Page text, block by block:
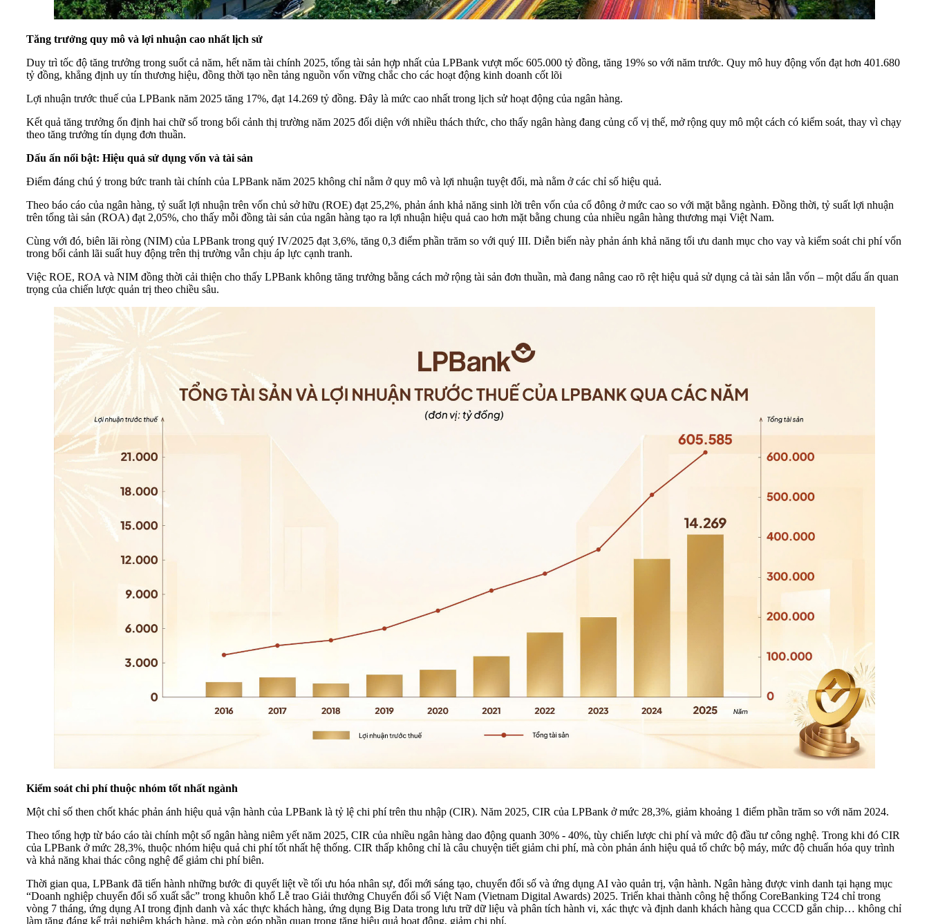
Tăng trưởng quy mô và lợi nhuận cao nhất lịch sử
Duy trì tốc độ tăng trưởng trong suốt cả năm, hết năm tài chính 2025, tổng tài sản hợp nhất của LPBank vượt mốc 605.000 tỷ đồng, tăng 19% so với năm trước. Quy mô huy động vốn đạt hơn 401.680
tỷ đồng, khẳng định uy tín thương hiệu, đồng thời tạo nền tảng nguồn vốn vững chắc cho các hoạt động kinh doanh cốt lõi
Lợi nhuận trước thuế của LPBank năm 2025 tăng 17%, đạt 14.269 tỷ đồng. Đây là mức cao nhất trong lịch sử hoạt động của ngân hàng.
Kết quả tăng trưởng ổn định hai chữ số trong bối cảnh thị trường năm 2025 đối diện với nhiều thách thức, cho thấy ngân hàng đang củng cố vị thế, mở rộng quy mô một cách có kiểm soát, thay vì chạy
theo tăng trưởng tín dụng đơn thuần.
Dấu ấn nổi bật: Hiệu quả sử dụng vốn và tài sản
Điểm đáng chú ý trong bức tranh tài chính của LPBank năm 2025 không chỉ nằm ở quy mô và lợi nhuận tuyệt đối, mà nằm ở các chỉ số hiệu quả.
Theo báo cáo của ngân hàng, tỷ suất lợi nhuận trên vốn chủ sở hữu (ROE) đạt 25,2%, phản ánh khả năng sinh lời trên vốn của cổ đông ở mức cao so với mặt bằng ngành. Đồng thời, tỷ suất lợi nhuận
trên tổng tài sản (ROA) đạt 2,05%, cho thấy mỗi đồng tài sản của ngân hàng tạo ra lợi nhuận hiệu quả cao hơn mặt bằng chung của nhiều ngân hàng thương mại Việt Nam.
Cùng với đó, biên lãi ròng (NIM) của LPBank trong quý IV/2025 đạt 3,6%, tăng 0,3 điểm phần trăm so với quý III. Diễn biến này phản ánh khả năng tối ưu danh mục cho vay và kiểm soát chi phí vốn
trong bối cảnh lãi suất huy động trên thị trường vẫn chịu áp lực cạnh tranh.
Việc ROE, ROA và NIM đồng thời cải thiện cho thấy LPBank không tăng trưởng bằng cách mở rộng tài sản đơn thuần, mà đang nâng cao rõ rệt hiệu quả sử dụng cả tài sản lẫn vốn – một dấu ấn quan
trọng của chiến lược quản trị theo chiều sâu.
Kiểm soát chi phí thuộc nhóm tốt nhất ngành
Một chỉ số then chốt khác phản ánh hiệu quả vận hành của LPBank là tỷ lệ chi phí trên thu nhập (CIR). Năm 2025, CIR của LPBank ở mức 28,3%, giảm khoảng 1 điểm phần trăm so với năm 2024.
Theo tổng hợp từ báo cáo tài chính một số ngân hàng niêm yết năm 2025, CIR của nhiều ngân hàng dao động quanh 30% - 40%, tùy chiến lược chi phí và mức độ đầu tư công nghệ. Trong khi đó CIR
của LPBank ở mức 28,3%, thuộc nhóm hiệu quả chi phí tốt nhất hệ thống. CIR thấp không chỉ là câu chuyện tiết giảm chi phí, mà còn phản ánh hiệu quả tổ chức bộ máy, mức độ chuẩn hóa quy trình
và khả năng khai thác công nghệ để giảm chi phí biên.
Thời gian qua, LPBank đã tiến hành những bước đi quyết liệt về tối ưu hóa nhân sự, đổi mới sáng tạo, chuyển đổi số và ứng dụng AI vào quản trị, vận hành. Ngân hàng được vinh danh tại hạng mục
“Doanh nghiệp chuyển đổi số xuất sắc” trong khuôn khổ Lễ trao Giải thưởng Chuyển đổi số Việt Nam (Vietnam Digital Awards) 2025. Triển khai thành công hệ thống CoreBanking T24 chỉ trong
vòng 7 tháng, ứng dụng AI trong định danh và xác thực khách hàng, ứng dụng Big Data trong lưu trữ dữ liệu và phân tích hành vi, xác thực và định danh khách hàng qua CCCD gắn chip… không chỉ
làm tăng đáng kể trải nghiệm khách hàng, mà còn góp phần quan trọng tăng hiệu quả hoạt động, giảm chi phí.